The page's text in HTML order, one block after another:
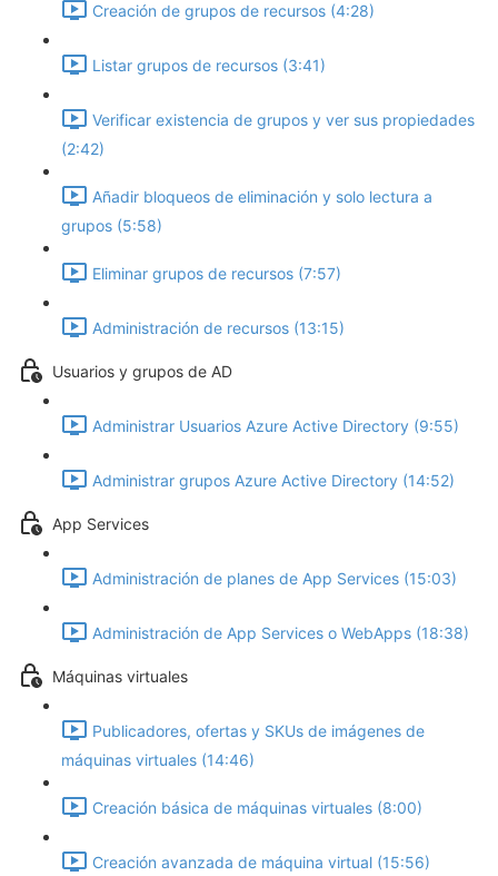
Creación de grupos de recursos (4:28)
Listar grupos de recursos (3:41)
Verificar existencia de grupos y ver sus propiedades
(2:42)
Añadir bloqueos de eliminación y solo lectura a
grupos (5:58)
Eliminar grupos de recursos (7:57)
Administración de recursos (13:15)
Usuarios y grupos de AD
Administrar Usuarios Azure Active Directory (9:55)
Administrar grupos Azure Active Directory (14:52)
App Services
Administración de planes de App Services (15:03)
Administración de App Services o WebApps (18:38)
Máquinas virtuales
Publicadores, ofertas y SKUs de imágenes de
máquinas virtuales (14:46)
Creación básica de máquinas virtuales (8:00)
Creación avanzada de máquina virtual (15:56)